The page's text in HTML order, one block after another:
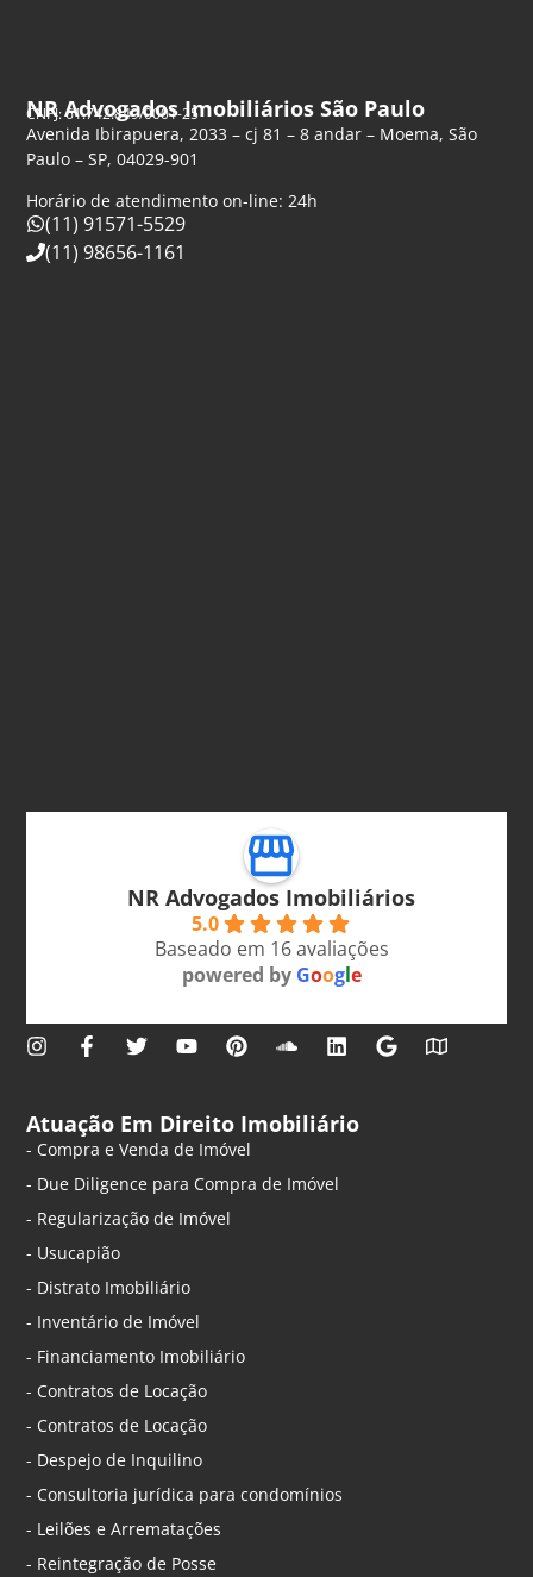
NR Advogados Imobiliários São Paulo
CNPJ: 61.742.849/0001-25
Avenida Ibirapuera, 2033 – cj 81 – 8 andar – Moema, São
Paulo – SP, 04029-901
Horário de atendimento on-line: 24h
(11) 91571-5529
(11) 98656-1161
NR Advogados Imobiliários
5.0
Baseado em 16 avaliações
powered by Google
Atuação Em Direito Imobiliário
- Compra e Venda de Imóvel
- Due Diligence para Compra de Imóvel
- Regularização de Imóvel
- Usucapião
- Distrato Imobiliário
- Inventário de Imóvel
- Financiamento Imobiliário
- Contratos de Locação
- Contratos de Locação
- Despejo de Inquilino
- Consultoria jurídica para condomínios
- Leilões e Arrematações
- Reintegração de Posse